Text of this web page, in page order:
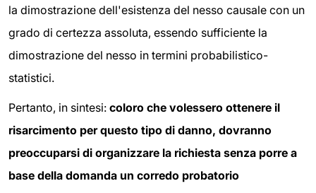
la dimostrazione dell'esistenza del nesso causale con un
grado di certezza assoluta, essendo sufficiente la
dimostrazione del nesso in termini probabilistico-
statistici.
Pertanto, in sintesi: coloro che volessero ottenere il
risarcimento per questo tipo di danno, dovranno
preoccuparsi di organizzare la richiesta senza porre a
base della domanda un corredo probatorio